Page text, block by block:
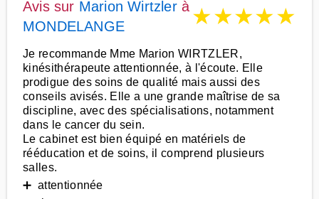
Avis sur Marion Wirtzlerà
MONDELANGE
★★★★★
Je recommande Mme Marion WIRTZLER,
kinésithérapeute attentionnée, à l'écoute. Elle
prodigue des soins de qualité mais aussi des
conseils avisés. Elle a une grande maîtrise de sa
discipline, avec des spécialisations, notamment
dans le cancer du sein.
Le cabinet est bien équipé en matériels de
rééducation et de soins, il comprend plusieurs
salles.
➕ attentionnée